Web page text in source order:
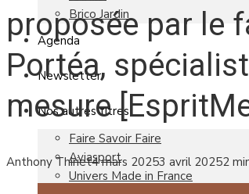
Brico Jardin
Agenda
Newsletter
Nos autres titres
Faire Savoir Faire
Aviasport
Univers Made in France
proposée par le
Portéa,
mesure
Anthony Thiriet4 mars 20253 avril 20252